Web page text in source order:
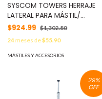
SYSCOM TOWERS HERRAJE
LATERAL PARA MÁSTIL/
PARARRAYOS EN PARED MOD:
$924.99 $1,302.80
24meses de$55.90
MÁSTILES Y ACCESORIOS
29%
OFF